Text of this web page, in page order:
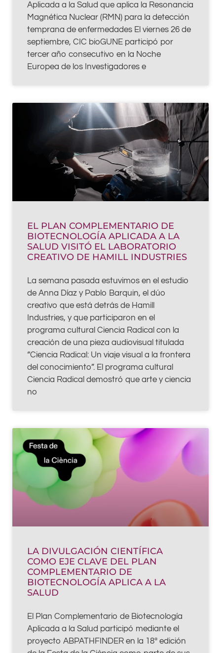
Aplicada a la Salud que aplica la Resonancia
Magnética Nuclear (RMN) para la detección
temprana de enfermedades El viernes 26 de
septiembre, CIC bioGUNE participó por
tercer año consecutivo en la Noche
Europea de los Investigadores e
EL PLAN COMPLEMENTARIO DE
BIOTECNOLOGÍA APLICADA A LA
SALUD VISITÓ EL LABORATORIO
CREATIVO DE HAMILL INDUSTRIES
La semana pasada estuvimos en el estudio
de Anna Díaz y Pablo Barquin, el dúo
creativo que está detrás de Hamill
Industries, y que participaron en el
programa cultural Ciencia Radical con la
creación de una pieza audiovisual titulada
“Ciencia Radical: Un viaje visual a la frontera
del conocimiento”. El programa cultural
Ciencia Radical demostró que arte y ciencia
no
LA DIVULGACIÓN CIENTÍFICA
COMO EJE CLAVE DEL PLAN
COMPLEMENTARIO DE
BIOTECNOLOGÍA APLICA A LA
SALUD
El Plan Complementario de Biotecnología
Aplicada a la Salud participó mediante el
proyecto ABPATHFINDER en la 18ª edición